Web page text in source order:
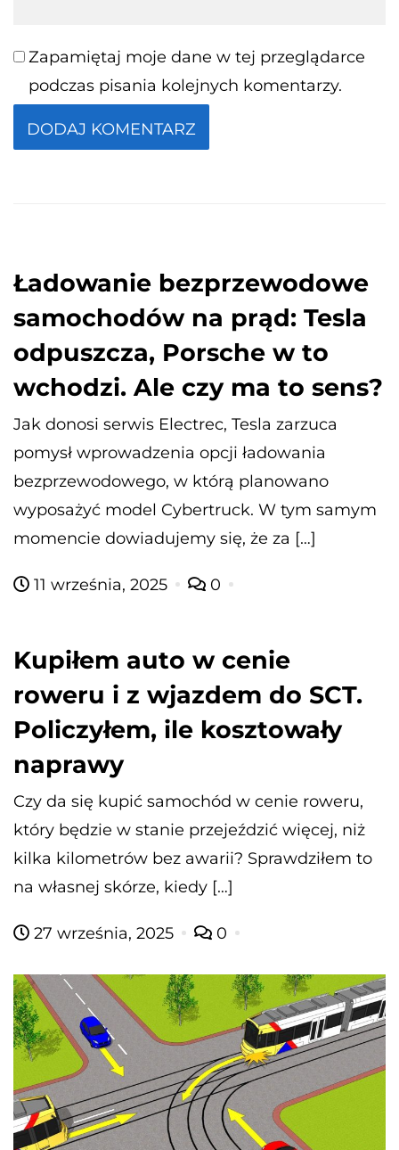
Zapamiętaj moje dane w tej przeglądarce
podczas pisania kolejnych komentarzy.
Ładowanie bezprzewodowe
samochodów na prąd: Tesla
odpuszcza, Porsche w to
wchodzi. Ale czy ma to sens?
Jak donosi serwis Electrec, Tesla zarzuca
pomysł wprowadzenia opcji ładowania
bezprzewodowego, w którą planowano
wyposażyć model Cybertruck. W tym samym
momencie dowiadujemy się, że za […]
11 września, 2025 0
Kupiłem auto w cenie
roweru i z wjazdem do SCT.
Policzyłem, ile kosztowały
naprawy
Czy da się kupić samochód w cenie roweru,
który będzie w stanie przejeździć więcej, niż
kilka kilometrów bez awarii? Sprawdziłem to
na własnej skórze, kiedy […]
27 września, 2025 0